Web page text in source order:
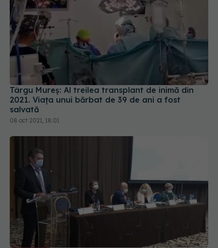
Târgu Mureș: Al treilea transplant de inimă din
2021. Viața unui bărbat de 39 de ani a fost
salvată
08 oct 2021, 18:01